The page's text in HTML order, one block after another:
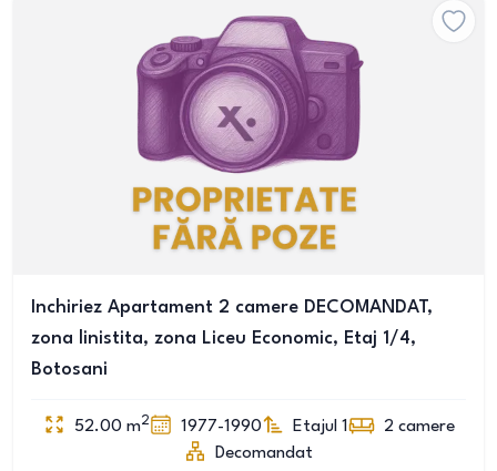
Inchiriez Apartament 2 camere DECOMANDAT,
zona linistita, zona Liceu Economic, Etaj 1/4,
Botosani
52.00 m2 1977-1990 Etajul 1 2 camere
Decomandat